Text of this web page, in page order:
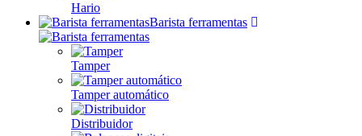
Hario
Barista ferramentas
Tamper
Tamper automático
Distribuidor